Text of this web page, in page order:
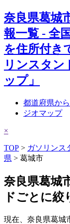
奈良県葛城
報一覧 - 全
を住所付き
リンスタン
ップ」
都道府県か
ジオマップ
×
TOP > ガソリンス
県 > 葛城市
奈良県葛城
ドごとに絞
現在、奈良県葛城